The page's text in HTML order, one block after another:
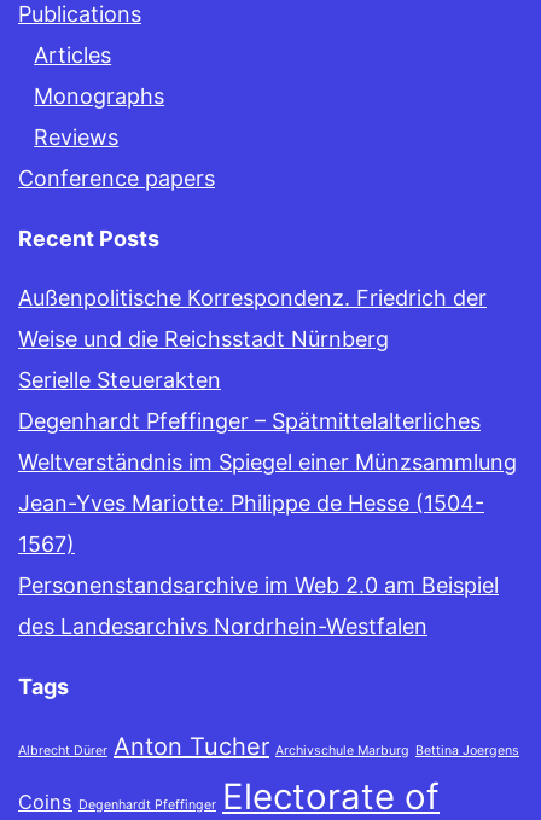
Publications
Articles
Monographs
Reviews
Conference papers
Recent Posts
Außenpolitische Korrespondenz. Friedrich der
Weise und die Reichsstadt Nürnberg
Serielle Steuerakten
Degenhardt Pfeffinger – Spätmittelalterliches
Weltverständnis im Spiegel einer Münzsammlung
Jean-Yves Mariotte: Philippe de Hesse (1504-
1567)
Personenstandsarchive im Web 2.0 am Beispiel
des Landesarchivs Nordrhein-Westfalen
Tags
Albrecht Dürer Anton Tucher Archivschule Marburg Bettina Joergens
Coins Degenhardt Pfeffinger Electorate of